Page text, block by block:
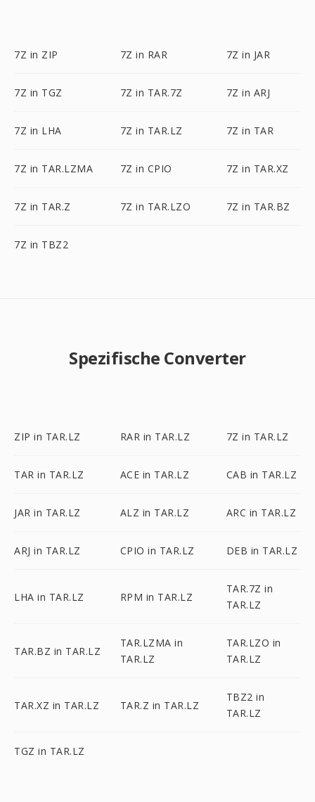
7Z in ZIP 7Z in RAR 7Z in JAR
7Z in TGZ 7Z in TAR.7Z 7Z in ARJ
7Z in LHA 7Z in TAR.LZ 7Z in TAR
7Z in TAR.LZMA 7Z in CPIO 7Z in TAR.XZ
7Z in TAR.Z 7Z in TAR.LZO 7Z in TAR.BZ
7Z in TBZ2
Spezifische Converter
ZIP in TAR.LZ RAR in TAR.LZ 7Z in TAR.LZ
TAR in TAR.LZ ACE in TAR.LZ CAB in TAR.LZ
JAR in TAR.LZ ALZ in TAR.LZ ARC in TAR.LZ
ARJ in TAR.LZ CPIO in TAR.LZ DEB in TAR.LZ
LHA in TAR.LZ RPM in TAR.LZ
TAR.7Z in
TAR.LZ
TAR.BZ in TAR.LZ
TAR.LZMA in
TAR.LZ
TAR.LZO in
TAR.LZ
TAR.XZ in TAR.LZ TAR.Z in TAR.LZ
TBZ2 in
TAR.LZ
TGZ in TAR.LZ